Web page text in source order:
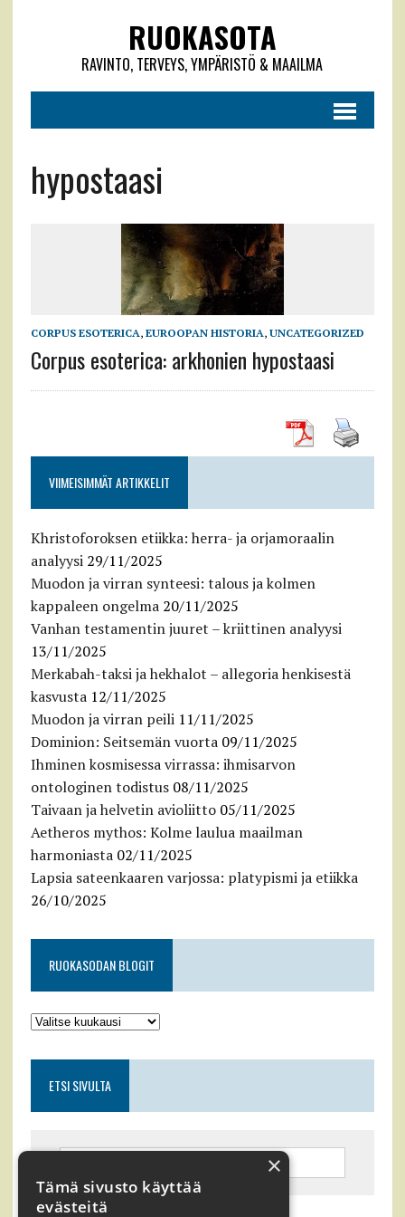
RUOKASOTA
RAVINTO, TERVEYS, YMPÄRISTÖ & MAAILMA
hypostaasi
CORPUS ESOTERICA, EUROOPAN HISTORIA, UNCATEGORIZED
Corpus esoterica: arkhonien hypostaasi
VIIMEISIMMÄT ARTIKKELIT
Khristoforoksen etiikka: herra- ja orjamoraalin
analyysi 29/11/2025
Muodon ja virran synteesi: talous ja kolmen
kappaleen ongelma 20/11/2025
Vanhan testamentin juuret – kriittinen analyysi
13/11/2025
Merkabah-taksi ja hekhalot – allegoria henkisestä
kasvusta 12/11/2025
Muodon ja virran peili 11/11/2025
Dominion: Seitsemän vuorta 09/11/2025
Ihminen kosmisessa virrassa: ihmisarvon
ontologinen todistus 08/11/2025
Taivaan ja helvetin avioliitto 05/11/2025
Aetheros mythos: Kolme laulua maailman
harmoniasta 02/11/2025
Lapsia sateenkaaren varjossa: platypismi ja etiikka
26/10/2025
RUOKASODAN BLOGIT
ETSI SIVULTA
×
Tämä sivusto käyttää
evästeitä